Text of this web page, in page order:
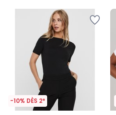
-10% DÈS 2*